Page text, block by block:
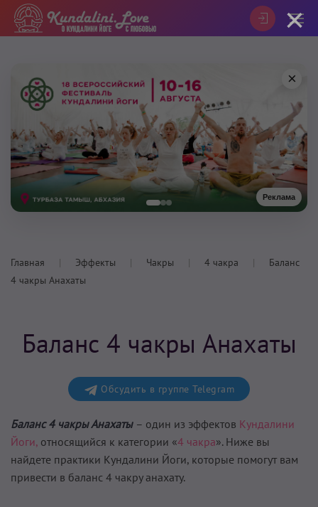
Реклама
×
Главная Эффекты Чакры 4 чакра
Баланс
4 чакры Анахаты
Баланс 4 чакры Анахаты
Обсудить в группе Telegram
Баланс 4 чакры Анахаты – один из эффектов Кундалини
Йоги, относящийся к категории «4 чакра». Ниже вы
найдете практики Кундалини Йоги, которые помогут вам
привести в баланс 4 чакру анахату.
×